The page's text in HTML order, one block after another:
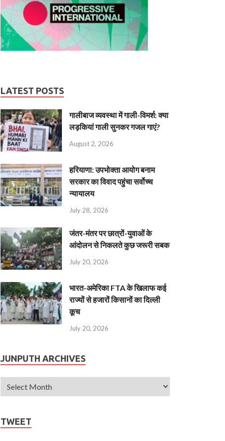
LATEST POSTS
गालीबाज व्‍यवस्‍था में गाली-विमर्श: क्या
लड़कियां गाली सुनकर गजल गाएं?
August 2, 2026
हरियाणा: उपभोक्ता आयोग बनाम
सरकार का विवाद पहुंचा सर्वोच्च
न्यायालय
July 28, 2026
जंतर-मंतर पर छात्रों-युवाओं के
आंदोलन से निकलते कुछ जरूरी सबक
July 20, 2026
भारत-अमेरिका FTA के खिलाफ कई
राज्यों से हजारों किसानों का दिल्ली
कूच
July 20, 2026
JUNPUTH ARCHIVES
TWEET